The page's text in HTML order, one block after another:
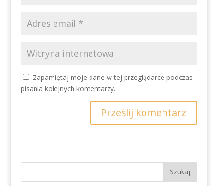
Zapamiętaj moje dane w tej przeglądarce podczas
pisania kolejnych komentarzy.